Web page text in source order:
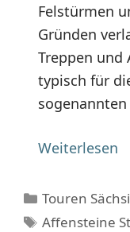
Felstürmen
Gründen
Treppen und
typisch für
sogenannten
Weiterlesen
Kategorien
Touren
Schlagwörter
Affensteine